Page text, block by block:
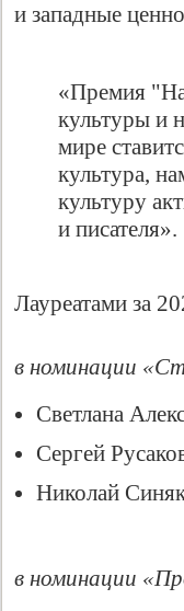
и западные
«Премия
культуры и
мире
культура,
культуру
и писателя».
Лауреатами за
в номинации
Светлана
Сергей
Николай
в номинации